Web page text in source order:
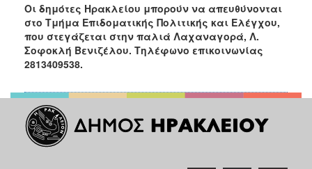
Οι δημότες Ηρακλείου μπορούν να απευθύνονται
στο Τμήμα Επιδοματικής Πολιτικής και Ελέγχου,
που στεγάζεται στην παλιά Λαχαναγορά, Λ.
Σοφοκλή Βενιζέλου. Τηλέφωνο επικοινωνίας
2813409538.